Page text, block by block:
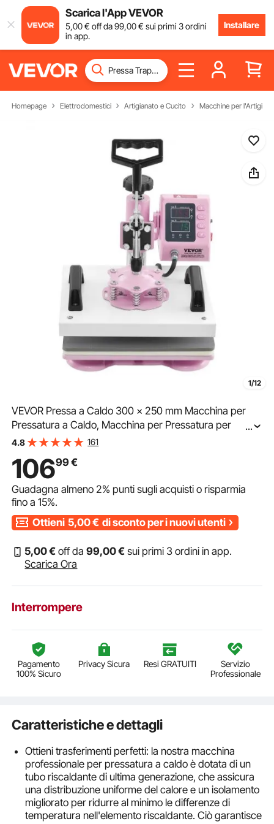
Scarica l'App VEVOR
5,00€ off da99,00€ sui primi 3 ordini
in app.
Installare
Homepage Elettrodomestici Artigianato e Cucito Macchine per
1/12
VEVOR Pressa a Caldo 300 x 250 mm Macchina per
Pressatura a Caldo, Macchina per Pressatura per
Magliette Oscillante 360° Riscaldamento Rapido,
...
4.8 161
10699€
Guadagna almeno2% punti sugli acquisti o risparmia
fino a15%.
Ottieni 5,00€ di sconto per i nuovi utenti
5,00€ off da99,00€ sui primi 3 ordini in app.
Scarica Ora
Interrompere
Pagamento
100% Sicuro
Privacy Sicura Resi GRATUITI
Servizio
Professionale
Caratteristiche e dettagli
Ottieni trasferimenti perfetti: la nostra macchina
professionale per pressatura a caldo è dotata di un
tubo riscaldante di ultima generazione, che assicura
una distribuzione uniforme del calore e un isolamento
migliorato per ridurre al minimo le differenze di
temperatura nell'elemento riscaldante. Ciò garantisce